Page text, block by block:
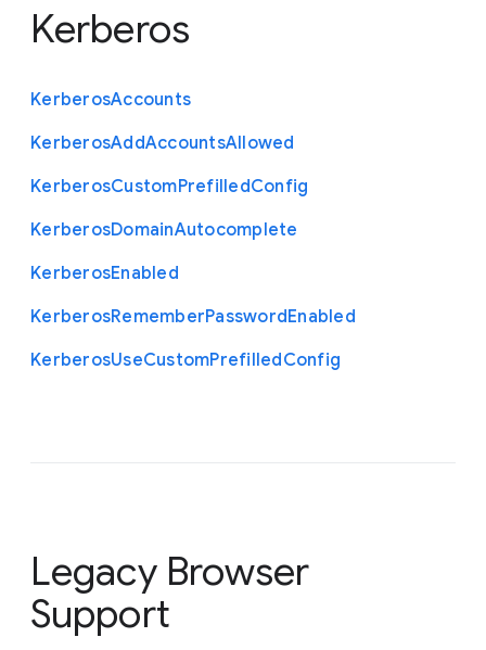
Kerberos
KerberosAccounts
KerberosAddAccountsAllowed
KerberosCustomPrefilledConfig
KerberosDomainAutocomplete
KerberosEnabled
KerberosRememberPasswordEnabled
KerberosUseCustomPrefilledConfig
Legacy Browser
Support